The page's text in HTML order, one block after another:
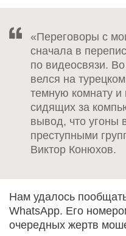
«Переговоры с
сначала в
по видеосвязи.
велся на
темную комнату и
сидящих за
вывод, что угоны
преступными
Виктор Конюхов.
Нам удалось
WhatsApp. Его
очередных жертв